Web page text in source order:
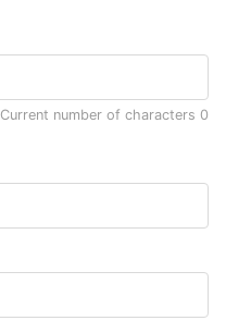
Current number of characters 0